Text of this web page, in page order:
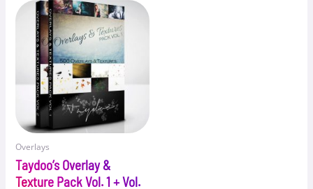
Overlays
Taydoo’s Overlay &
Texture Pack Vol. 1 + Vol.